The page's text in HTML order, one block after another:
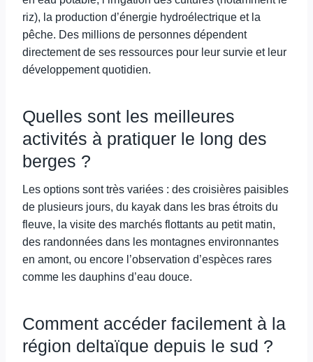
riz), la production d’énergie hydroélectrique et la
pêche. Des millions de personnes dépendent
directement de ses ressources pour leur survie et leur
développement quotidien.
Quelles sont les meilleures
activités à pratiquer le long des
berges ?
Les options sont très variées : des croisières paisibles
de plusieurs jours, du kayak dans les bras étroits du
fleuve, la visite des marchés flottants au petit matin,
des randonnées dans les montagnes environnantes
en amont, ou encore l’observation d’espèces rares
comme les dauphins d’eau douce.
Comment accéder facilement à la
région deltaïque depuis le sud ?